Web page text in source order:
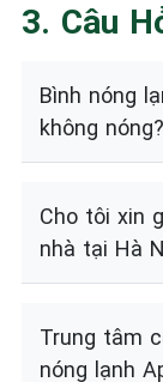
3. Câu
Bình nóng
không nóng?
Cho tôi xin
nhà tại Hà
Trung tâm
nóng lạnh